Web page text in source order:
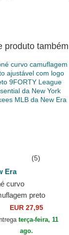
produto
(5)
Era
curvo
preto
com logo preto
League
da New York
EUR 27,95
terça-feira, 11
ago.